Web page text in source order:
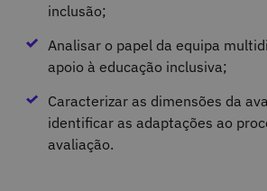
inclusão;
Analisar o papel da equipa
apoio à educação inclusiva;
Caracterizar as dimensões da
identificar as adaptações ao
avaliação.